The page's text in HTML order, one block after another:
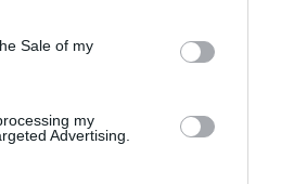
Sale of my
my
Advertising.